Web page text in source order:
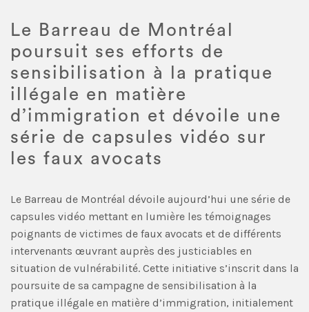
Le Barreau de Montréal
poursuit ses efforts de
sensibilisation à la pratique
illégale en matière
d’immigration et dévoile une
série de capsules vidéo sur
les faux avocats
Le Barreau de Montréal dévoile aujourd’hui une série de
capsules vidéo mettant en lumière les témoignages
poignants de victimes de faux avocats et de différents
intervenants œuvrant auprès des justiciables en
situation de vulnérabilité. Cette initiative s’inscrit dans la
poursuite de sa campagne de sensibilisation à la
pratique illégale en matière d’immigration, initialement